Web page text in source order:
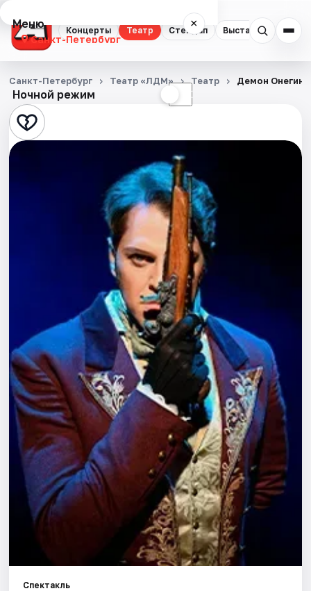
Концерты Театр Стендап Выставки
Меню ×
Санкт-Петербург
Концерты
Театр
Стендап
Города
Площадки
Артисты
Рейтинги
Ночной режим ☾
Санкт-Петербург Театр «ЛДМ» Театр Демон Онегина
Спектакль